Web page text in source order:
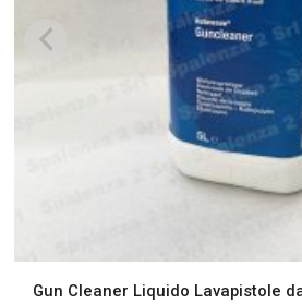
Gun Cleaner Liquido Lavapistole